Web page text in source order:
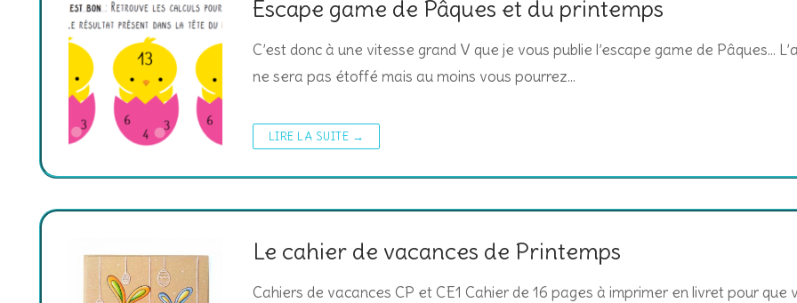
Escape game de Pâques et du printemps
C’est donc à une vitesse grand V que je vous publie l’escape game de Pâques…
ne sera pas étoffé mais au moins vous pourrez…
LIRE LA SUITE →
Le cahier de vacances de Printemps
Cahiers de vacances CP et CE1 Cahier de 16 pages à imprimer en livret pour que